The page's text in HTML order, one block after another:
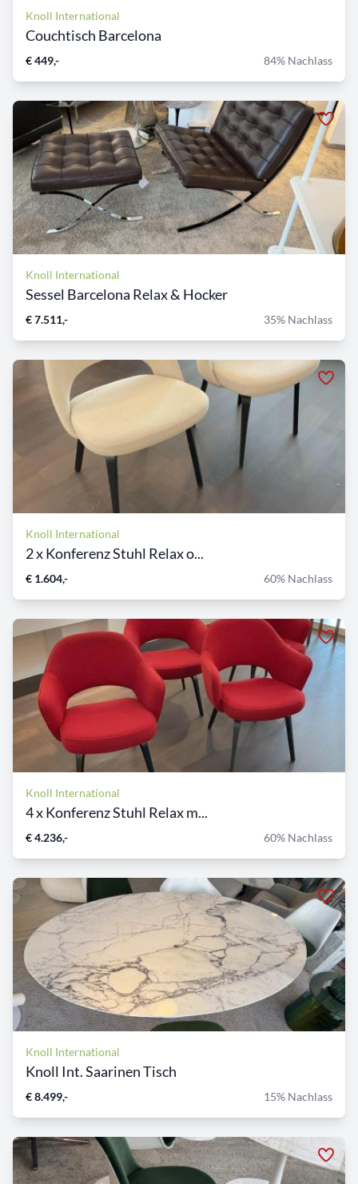
Knoll International
Couchtisch Barcelona
€ 449,- 84% Nachlass
Knoll International
Sessel Barcelona Relax & Hocker
€ 7.511,- 35% Nachlass
Knoll International
2 x Konferenz Stuhl Relax o...
€ 1.604,- 60% Nachlass
Knoll International
4 x Konferenz Stuhl Relax m...
€ 4.236,- 60% Nachlass
Knoll International
Knoll Int. Saarinen Tisch
€ 8.499,- 15% Nachlass